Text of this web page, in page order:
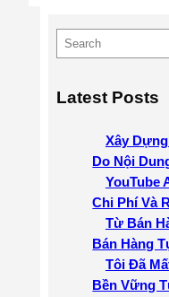
S
e
r
Latest Posts
Xây
Do Nội
YouTube
Chi Phí Và
Từ Bán
Bán Hàng
Tôi Đã
Bền Vững